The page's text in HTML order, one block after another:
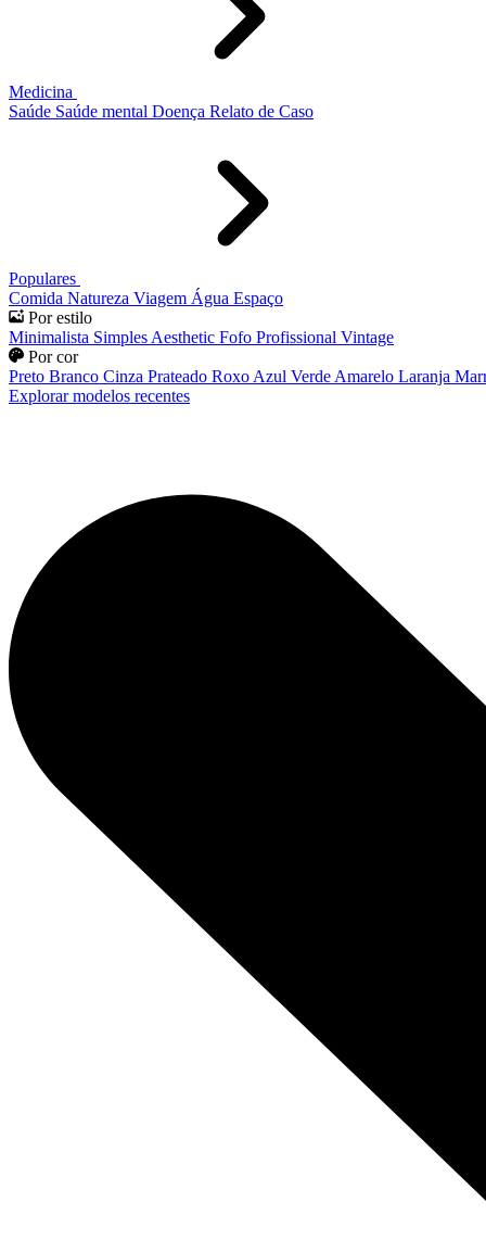
Medicina
Saúde Saúde mental Doença Relato de Caso
Populares
Comida Natureza Viagem Água Espaço
Por estilo
Minimalista Simples Aesthetic Fofo Profissional Vintage
Por cor
Preto Branco Cinza Prateado Roxo Azul Verde Amarelo Laranja
Explorar modelos recentes